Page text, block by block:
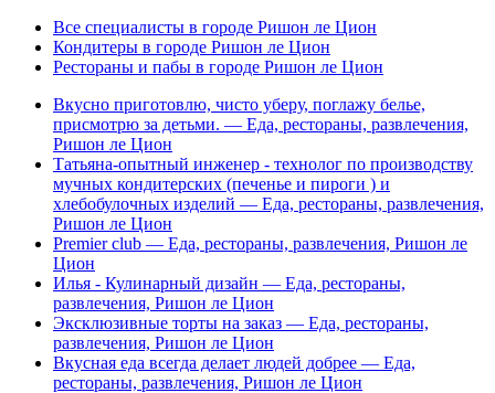
Все специалисты в городе Ришон ле Цион
Кондитеры в городе Ришон ле Цион
Рестораны и пабы в городе Ришон ле Цион
Вкусно приготовлю, чисто уберу, поглажу белье,
присмотрю за детьми. — Еда, рестораны, развлечения,
Ришон ле Цион
Татьяна-опытный инженер - технолог по производству
мучных кондитерских (печенье и пироги ) и
хлебобулочных изделий — Еда, рестораны, развлечения,
Ришон ле Цион
Premier club — Еда, рестораны, развлечения, Ришон ле
Цион
Илья - Кулинарный дизайн — Еда, рестораны,
развлечения, Ришон ле Цион
Эксклюзивные торты на заказ — Еда, рестораны,
развлечения, Ришон ле Цион
Вкусная еда всегда делает людей добрее — Еда,
рестораны, развлечения, Ришон ле Цион